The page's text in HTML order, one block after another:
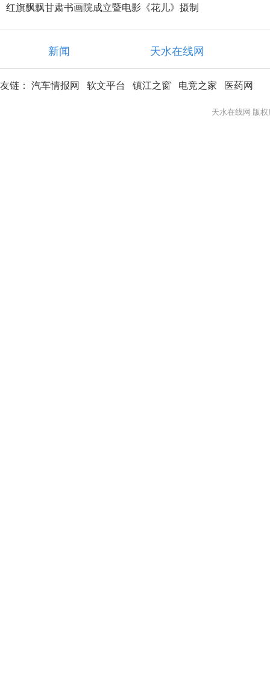
红旗飘飘甘肃书画院成立暨电影《花儿》摄制
新闻 天水在线网
友链： 汽车情报网 软文平台 镇江之窗 电竞之家 医药网
天水在线网 版